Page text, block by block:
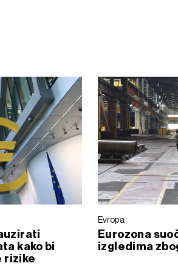
kako bi
rizike
Evropa
Eurozona
izgledima